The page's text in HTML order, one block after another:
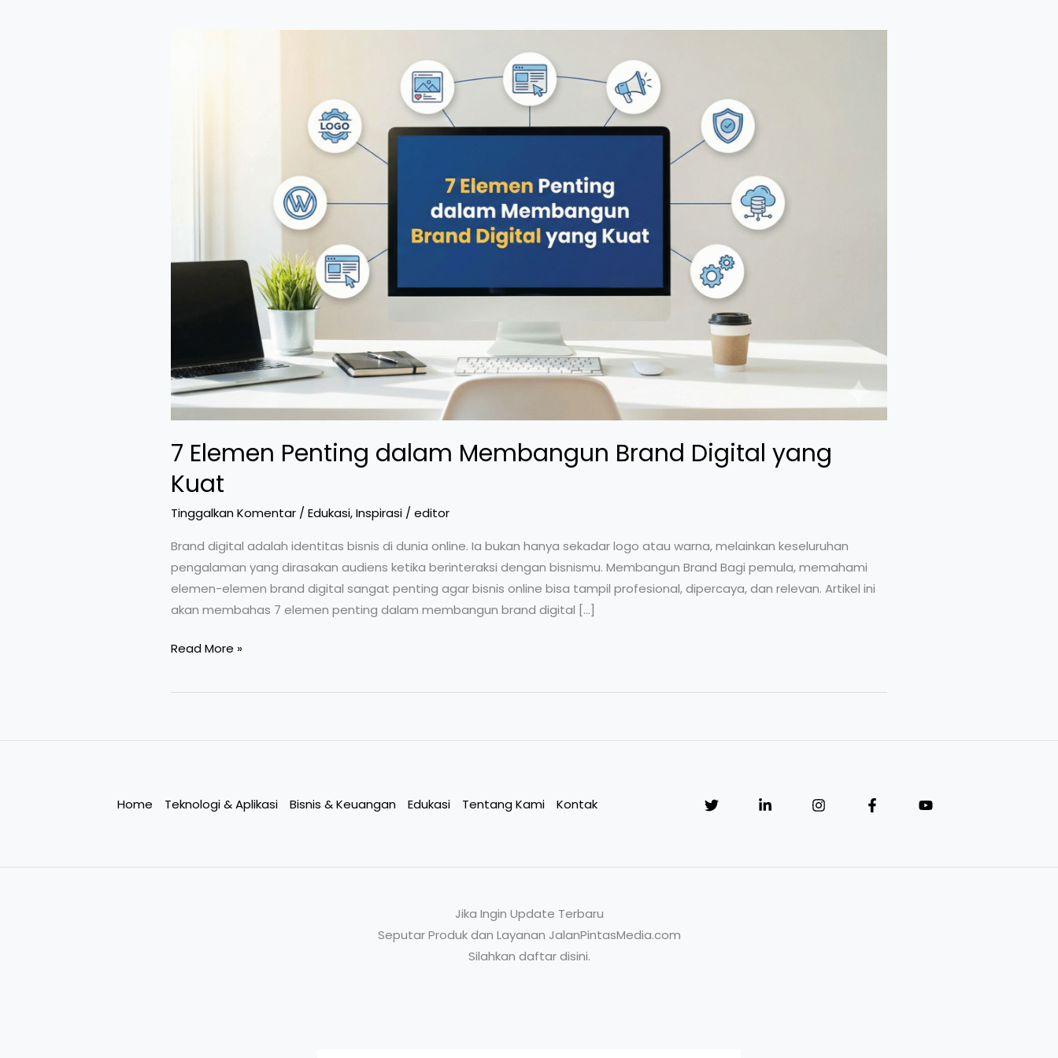
7 Elemen Penting dalam Membangun Brand Digital yang
Kuat
Tinggalkan Komentar /Edukasi,Inspirasi /editor
Brand digital adalah identitas bisnis di dunia online. Ia bukan hanya sekadar logo atau warna, melainkan keseluruhan
pengalaman yang dirasakan audiens ketika berinteraksi dengan bisnismu. Membangun Brand Bagi pemula, memahami
elemen-elemen brand digital sangat penting agar bisnis online bisa tampil profesional, dipercaya, dan relevan. Artikel ini
akan membahas 7 elemen penting dalam membangun brand digital […]
Read More »
Home Teknologi & Aplikasi Bisnis & Keuangan Edukasi Tentang Kami Kontak
Jika Ingin Update Terbaru
Seputar Produk dan Layanan JalanPintasMedia.com
Silahkan daftar disini.